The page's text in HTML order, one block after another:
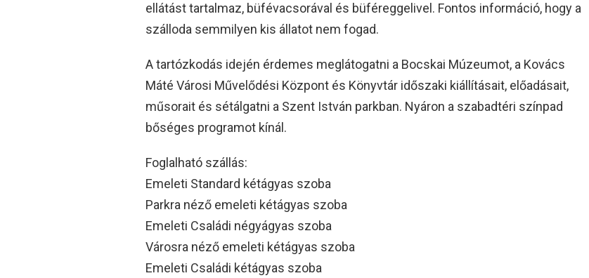
ellátást tartalmaz, büfévacsorával és büféreggelivel. Fontos információ, hogy a
szálloda semmilyen kis állatot nem fogad.
A tartózkodás idején érdemes meglátogatni a Bocskai Múzeumot, a Kovács
Máté Városi Művelődési Központ és Könyvtár időszaki kiállításait, előadásait,
műsorait és sétálgatni a Szent István parkban. Nyáron a szabadtéri színpad
bőséges programot kínál.
Foglalható szállás:
Emeleti Standard kétágyas szoba
Parkra néző emeleti kétágyas szoba
Emeleti Családi négyágyas szoba
Városra néző emeleti kétágyas szoba
Emeleti Családi kétágyas szoba